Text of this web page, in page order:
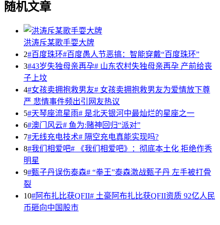
随机文章
洪涛斥某歌手耍大牌
2#百度珠环#百度愚人节恶搞：智能穿戴“百度珠环”
3#43岁失独母亲再孕# 山东农村失独母亲再孕 产前给丧
子上坟
4#女孩卖拥抱救男友# 女孩卖拥抱救男友为爱情放下尊
严 悲情事件频出引网友热议
5#天琴座流星雨# 是北天银河中最灿烂的星座之一
6#澳门风云# 鱼为:赌神回归“派对”
7#无线充电技术# 隔空充电真能实现吗?
8#我们相爱吧# 《我们相爱吧》：彻底本土化 拒绝作秀
明星
9#甄子丹误伤泰森# “拳王”泰森激战甄子丹 左手被打骨
裂
10#阿布扎比获QFII# 土豪阿布扎比获QFII资质 92亿人民
币砸向中国股市